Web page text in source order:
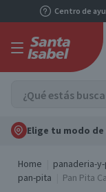
Centro de
Elige tu modo
Home panaderia-
pan-pita
Pan Pita